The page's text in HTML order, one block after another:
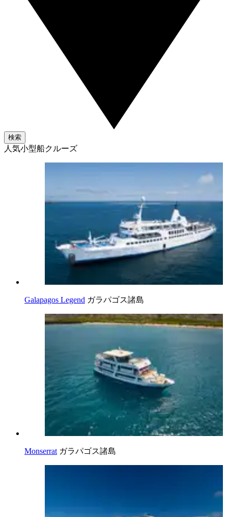
検索
人気小型船クルーズ
Galapagos Legend ガラパゴス諸島
Monserrat ガラパゴス諸島